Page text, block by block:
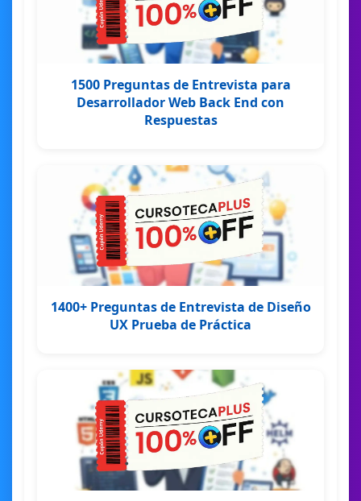
1500 Preguntas de Entrevista para
Desarrollador Web Back End con
Respuestas
1400+ Preguntas de Entrevista de Diseño
UX Prueba de Práctica